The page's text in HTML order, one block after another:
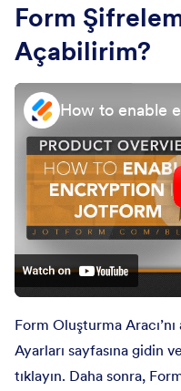
Form
Açabilirim?
How to enable
Form Oluşturma
Ayarları sayfasına gidin
tıklayın. Daha sonra,